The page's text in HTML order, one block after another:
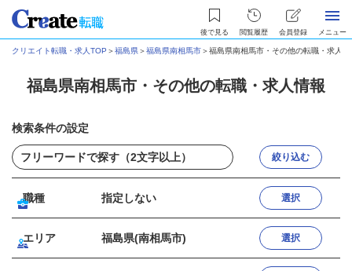
後で見る 閲覧履歴 会員登録 メニュー
クリエイト転職・求人TOP ＞福島県＞福島県南相馬市＞福島県南相馬市・その他の転職・求人情
福島県南相馬市・その他の転職・求人情報
検索条件の設定
絞り込む
職種 指定しない 選択
エリア 福島県(南相馬市) 選択